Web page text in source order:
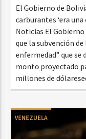
El Gobierno de
carburantes ‘era
Noticias El Gobierno
que la subvención
enfermedad” que se
monto proyectado
millones de
VENEZUELA